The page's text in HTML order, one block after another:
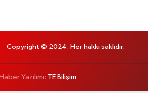
Copyright © 2024. Her hakkı saklıdır.
Haber Yazılımı: TE Bilişim